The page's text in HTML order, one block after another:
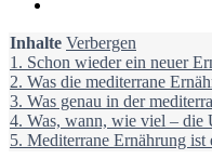
Bild
Inhalte Verbergen
1. Schon wieder ein neuer
2. Was die mediterrane
3. Was genau in der
4. Was, wann, wie viel – die
5. Mediterrane Ernährung